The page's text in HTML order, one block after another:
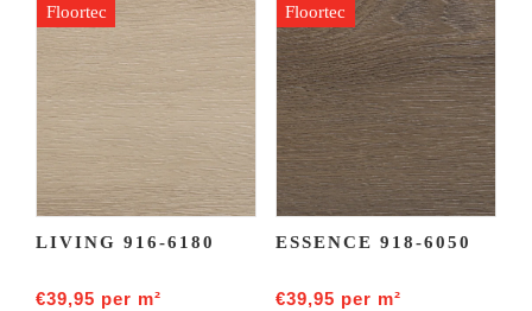
Floortec
LIVING 916-6180
€39,95 per m²
Floortec
ESSENCE 918-6050
€39,95 per m²